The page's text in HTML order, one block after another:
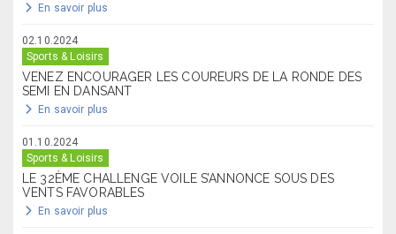
En savoir plus
02.10.2024
Sports & Loisirs
VENEZ ENCOURAGER LES COUREURS DE LA RONDE DES
SEMI EN DANSANT
En savoir plus
01.10.2024
Sports & Loisirs
LE 32ÈME CHALLENGE VOILE S’ANNONCE SOUS DES
VENTS FAVORABLES
En savoir plus